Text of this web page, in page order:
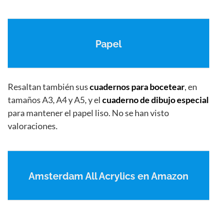
Papel
Resaltan también suscuadernos para bocetear, en
tamaños A3, A4 y A5, y el cuaderno de dibujo especial
para mantener el papel liso. No se han visto
valoraciones.
Amsterdam All Acrylics en Amazon